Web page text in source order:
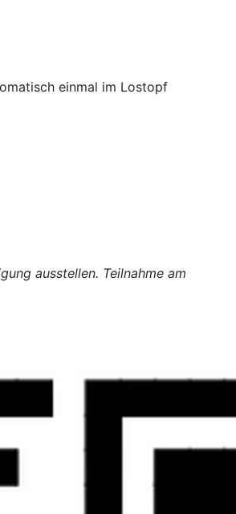
einmal im Lostopf
ausstellen. Teilnahme am